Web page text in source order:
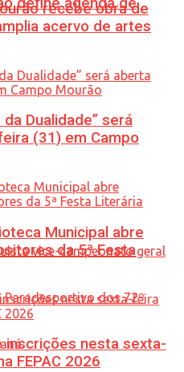
recebe obra de
acervo de artes
Dualidade” será
(31) em Campo
Municipal abre
da 5ª Festa
inscrições nesta sexta-
FEPAC 2026